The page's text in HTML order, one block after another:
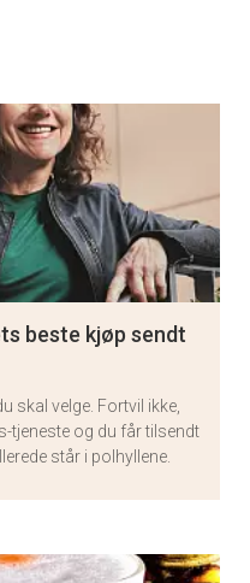
beste kjøp sendt
skal velge. Fortvil ikke,
tjeneste og du får tilsendt
står i polhyllene.